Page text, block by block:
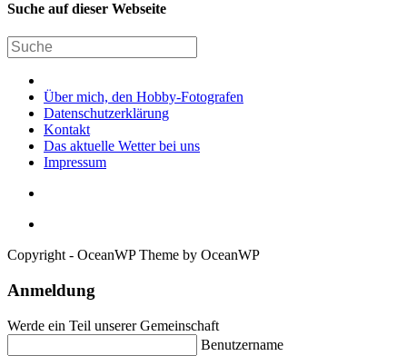
Suche auf dieser Webseite
Über mich, den Hobby-Fotografen
Datenschutzerklärung
Kontakt
Das aktuelle Wetter bei uns
Impressum
Copyright - OceanWP Theme by OceanWP
Anmeldung
Werde ein Teil unserer Gemeinschaft
Benutzername